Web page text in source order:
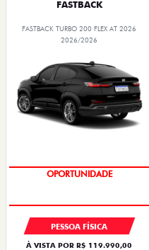
FASTBACK
FASTBACK TURBO 200 FLEX AT 2026
2026/2026
OPORTUNIDADE
PESSOA FÍSICA
À VISTA POR R$ 119.990,00